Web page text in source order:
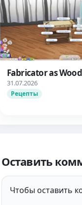
Fabricator as
31.07.2026
Рецепты
Оставить
Чтобы оставить